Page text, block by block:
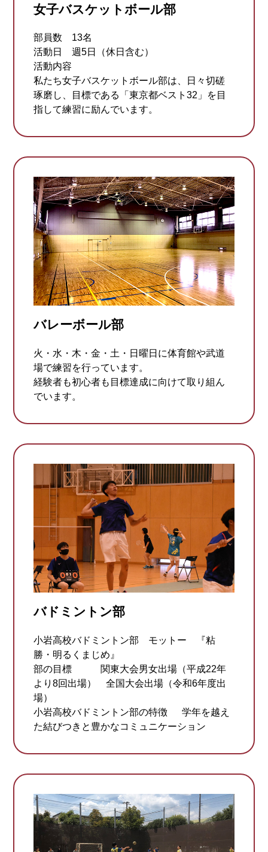
女子バスケットボール部
部員数 13名
活動日 週5日（休日含む）
活動内容
私たち女子バスケットボール部は、日々切磋
琢磨し、目標である「東京都ベスト32」を目
指して練習に励んでいます。
バレーボール部
火・水・木・金・土・日曜日に体育館や武道
場で練習を行っています。
経験者も初心者も目標達成に向けて取り組ん
でいます。
バドミントン部
小岩高校バドミントン部 モットー 『粘
勝・明るくまじめ』
部の目標
関東大会男女出場（平成22年
より8回出場） 全国大会出場（令和6年度出
場）
小岩高校バドミントン部の特徴
学年を越え
た結びつきと豊かなコミュニケーション